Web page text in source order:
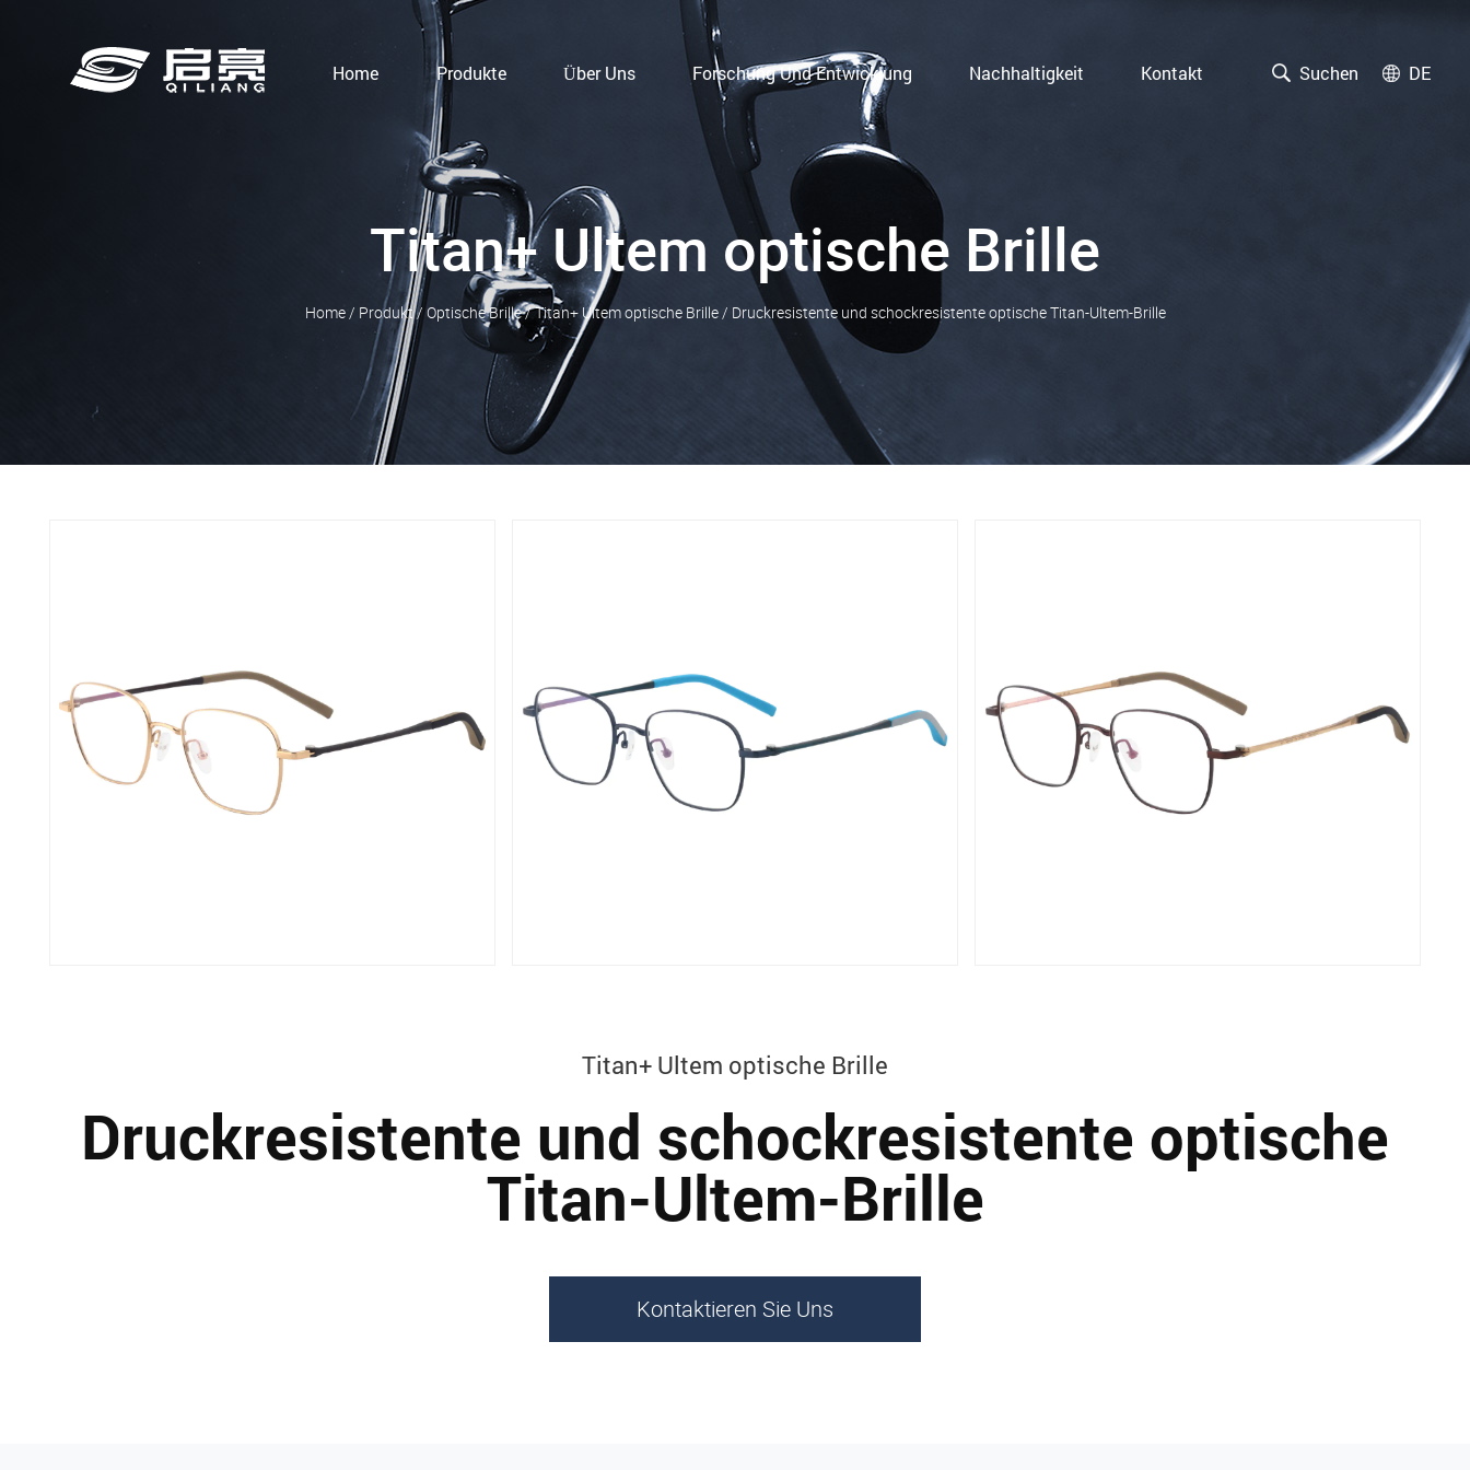
Home Produkte Über Uns Forschung Und Entwicklung Nachhaltigkeit Kontakt Suchen DE
Titan+ Ultem optische Brille
Home/ Produkt/Optische Brille/Titan+ Ultem optische Brille/ Druckresistente und schockresistente optische Titan-Ultem-Brille
Titan+ Ultem optische Brille
Druckresistente und schockresistente optische
Titan-Ultem-Brille
Kontaktieren Sie Uns